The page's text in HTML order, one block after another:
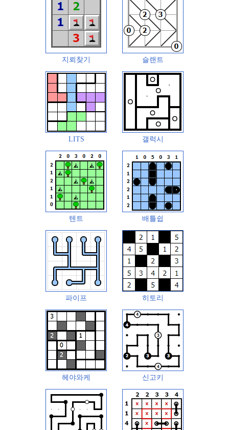
지뢰찾기 슬랜트
LITS 갤럭시
텐트 배틀쉽
파이프 히토리
헤야와케 신고키